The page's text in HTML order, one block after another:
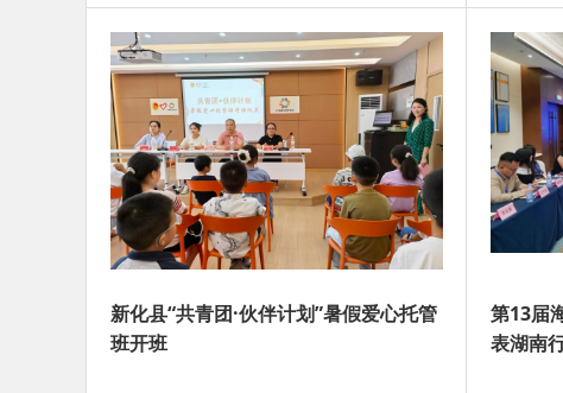
新化县“共青团·伙伴计划”暑假爱心托管
班开班
第13届
表湖南